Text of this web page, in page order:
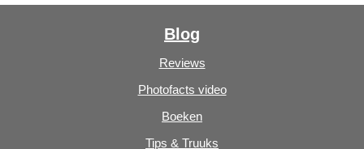
Blog
Reviews
Photofacts video
Boeken
Tips & Truuks